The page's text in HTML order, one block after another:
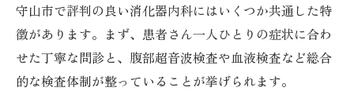
守山市で評判の良い消化器内科にはいくつか共通した特
徴があります。まず、患者さん一人ひとりの症状に合わ
せた丁寧な問診と、腹部超音波検査や血液検査など総合
的な検査体制が整っていることが挙げられます。